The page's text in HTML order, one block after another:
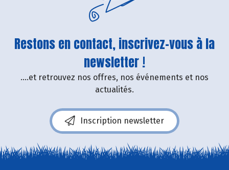
Restons en contact, inscrivez-vous à la
newsletter !
....et retrouvez nos offres, nos événements et nos
actualités.
Inscription newsletter